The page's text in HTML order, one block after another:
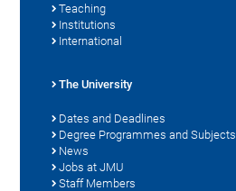
Teaching
Institutions
International
The University
Dates and Deadlines
Degree Programmes and Subjects
News
Jobs at JMU
Staff Members